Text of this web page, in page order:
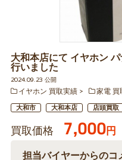
大和本店にて イヤホン
行いました
2024.09.23 公開
イヤホン 買取実績
家電 買
大和市 大和本店 店頭買取
買取価格 7,000円
担当バイヤーからのコ